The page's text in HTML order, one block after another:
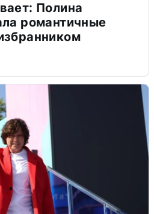
Полина
романтичные